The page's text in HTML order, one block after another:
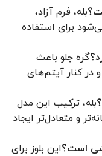
بله، فرم آزاد،
برای استفاده
گره جلو باعث
کنار آیتم‌های
بله، ترکیب این مدل
و متعادل‌تر ایجاد
است؟این بلوز برای